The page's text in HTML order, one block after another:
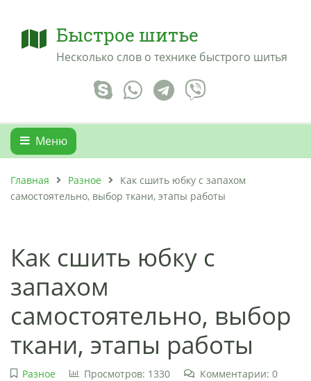
Быстрое шитье
Несколько слов о технике быстрого шитья
Меню
Главная Разное
Как сшить юбку с запахом
самостоятельно, выбор ткани, этапы работы
Как сшить юбку с
запахом
самостоятельно, выбор
ткани, этапы работы
Разное Просмотров: 1330
Комментарии: 0